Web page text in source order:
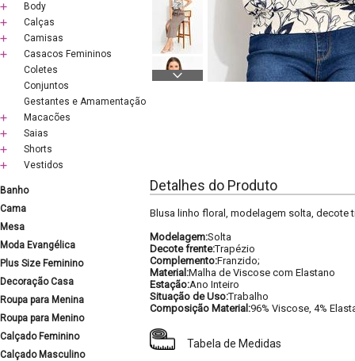
Body
Calças
Camisas
Casacos Femininos
Coletes
Conjuntos
Gestantes e Amamentação
Macacões
Saias
Shorts
Vestidos
Banho
Cama
Mesa
Moda Evangélica
Plus Size Feminino
Decoração Casa
Roupa para Menina
Roupa para Menino
Calçado Feminino
Calçado Masculino
Detalhes do Produto
Blusa linho floral, modelagem solta, decote
Modelagem:Solta
Decote frente:Trapézio
Complemento:Franzido;
Material:Malha de Viscose com Elastano
Estação:Ano Inteiro
Situação de Uso:Trabalho
Composição Material:96% Viscose, 4%
Tabela de Medidas